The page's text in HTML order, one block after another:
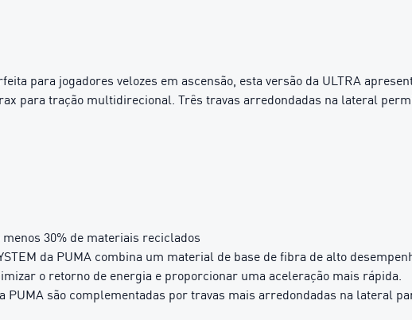
para jogadores velozes em ascensão, esta versão da ULTRA
para tração multidirecional. Três travas arredondadas na lateral
30% de materiais reciclados
da PUMA combina um material de base de fibra de alto
o retorno de energia e proporcionar uma aceleração mais rápida.
PUMA são complementadas por travas mais arredondadas na lateral